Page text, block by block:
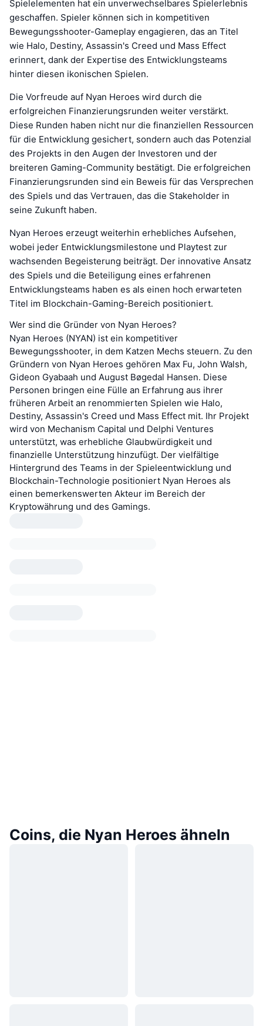
Spielelementen hat ein unverwechselbares Spielerlebnis
geschaffen. Spieler können sich in kompetitiven
Bewegungsshooter-Gameplay engagieren, das an Titel
wie Halo, Destiny, Assassin's Creed und Mass Effect
erinnert, dank der Expertise des Entwicklungsteams
hinter diesen ikonischen Spielen.
Die Vorfreude auf Nyan Heroes wird durch die
erfolgreichen Finanzierungsrunden weiter verstärkt.
Diese Runden haben nicht nur die finanziellen Ressourcen
für die Entwicklung gesichert, sondern auch das Potenzial
des Projekts in den Augen der Investoren und der
breiteren Gaming-Community bestätigt. Die erfolgreichen
Finanzierungsrunden sind ein Beweis für das Versprechen
des Spiels und das Vertrauen, das die Stakeholder in
seine Zukunft haben.
Nyan Heroes erzeugt weiterhin erhebliches Aufsehen,
wobei jeder Entwicklungsmilestone und Playtest zur
wachsenden Begeisterung beiträgt. Der innovative Ansatz
des Spiels und die Beteiligung eines erfahrenen
Entwicklungsteams haben es als einen hoch erwarteten
Titel im Blockchain-Gaming-Bereich positioniert.
Wer sind die Gründer von Nyan Heroes?
Nyan Heroes (NYAN) ist ein kompetitiver
Bewegungsshooter, in dem Katzen Mechs steuern. Zu den
Gründern von Nyan Heroes gehören Max Fu, John Walsh,
Gideon Gyabaah und August Bøgedal Hansen. Diese
Personen bringen eine Fülle an Erfahrung aus ihrer
früheren Arbeit an renommierten Spielen wie Halo,
Destiny, Assassin's Creed und Mass Effect mit. Ihr Projekt
wird von Mechanism Capital und Delphi Ventures
unterstützt, was erhebliche Glaubwürdigkeit und
finanzielle Unterstützung hinzufügt. Der vielfältige
Hintergrund des Teams in der Spieleentwicklung und
Blockchain-Technologie positioniert Nyan Heroes als
einen bemerkenswerten Akteur im Bereich der
Kryptowährung und des Gamings.
Coins, die Nyan Heroes ähneln